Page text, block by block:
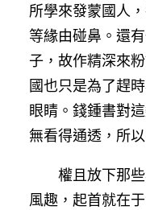
所學來發蒙國人
等緣由碰鼻。還
子，故作精深來
國也只是為了趕
眼睛。錢鍾書對
無看得通透，所
權且放下那
風趣，起首就在